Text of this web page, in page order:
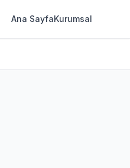
Ana SayfaKurumsal